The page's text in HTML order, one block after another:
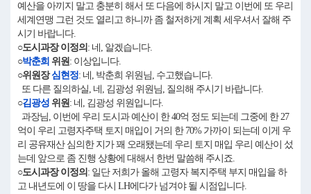
예산을 아끼지 말고 충분히 해서 또 다음에 하시지 말고 이번에 또 우리
세계연맹 그런 것도 열리고 하니까 좀 철저하게 계획 세우셔서 잘해 주
시기 바랍니다.
○도시과장 이정의 : 네, 알겠습니다.
○박춘희 위원: 이상입니다.
○위원장심현정: 네, 박춘희 위원님, 수고했습니다.
또 다른 질의하실, 네, 김광성 위원님, 질의해 주시기 바랍니다.
○김광성 위원: 네, 김광성 위원입니다.
과장님, 이번에 우리 도시과 예산이 한 40억 정도 되는데 그중에 한 27
억이 우리 고령자주택 토지 매입이 거의 한 70% 가까이 되는데 이게 우
리 공유재산 심의한 지가 꽤 오래됐는데 우리 토지 매입 우리 예산이 섰
는데 앞으로 좀 진행 상황에 대해서 한번 말씀해 주시죠.
○도시과장 이정의 : 일단 저희가 올해 고령자 복지주택 부지 매입을 하
고 내년도에 이 땅을 다시 LH에다가 넘겨야 될 시점입니다.